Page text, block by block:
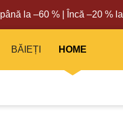
la –60 % | Încă –20 %
BĂIEȚI HOME